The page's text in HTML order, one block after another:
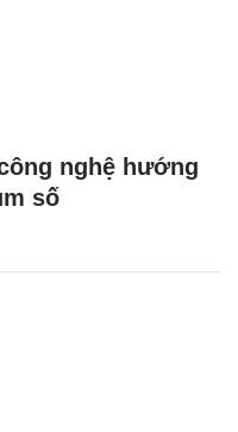
nghệ hướng
số